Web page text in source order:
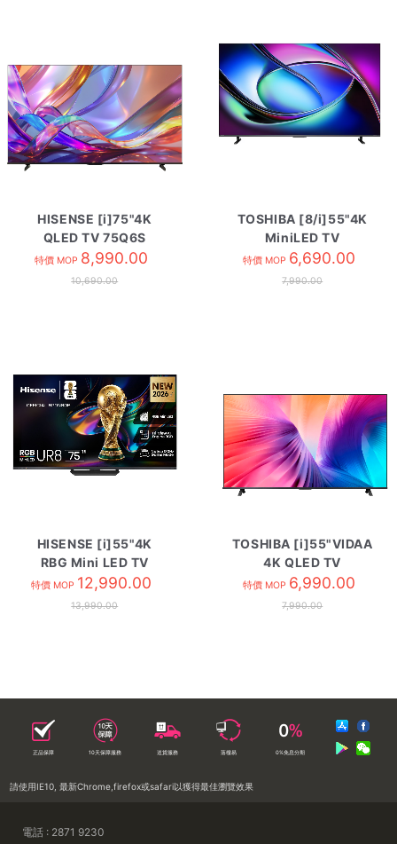
HISENSE [i]75"4K
QLED TV 75Q6S
特價 MOP 8,990.00
10,690.00
TOSHIBA [8/i]55"4K
MiniLED TV
55Z670SK
特價 MOP 6,690.00
7,990.00
HISENSE [i]55"4K
RBG Mini LED TV
55UR8S
特價 MOP 12,990.00
13,990.00
TOSHIBA [i]55"VIDAA
4K QLED TV
55Z570SP
特價 MOP 6,990.00
7,990.00
正品保障 10天保障服務 送貨服務 落樓易 0%免息分期
請使用IE10, 最新Chrome,firefox或safari以獲得最佳瀏覽效果
電話 : 2871 9230